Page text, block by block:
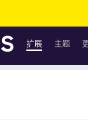
扩展 主题